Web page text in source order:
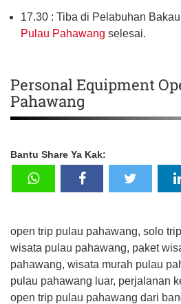
17.30 : Tiba di Pelabuhan
Pulau Pahawang selesai.
Personal Equipment
Pahawang
Bantu Share Ya Kak:
open trip pulau pahawang, solo
wisata pulau pahawang, paket
pahawang, wisata murah pulau
pulau pahawang luar, perjalanan
open trip pulau pahawang dari